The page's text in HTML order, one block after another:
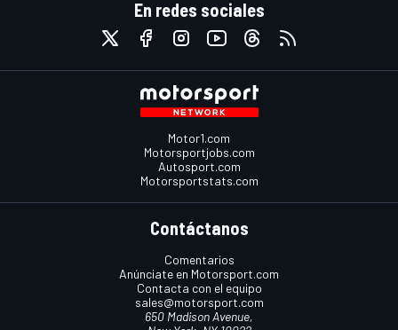
En redes sociales
Motor1.com
Motorsportjobs.com
Autosport.com
Motorsportstats.com
Contáctanos
Comentarios
Anúnciate en Motorsport.com
Contacta con el equipo
sales@motorsport.com
650 Madison Avenue,